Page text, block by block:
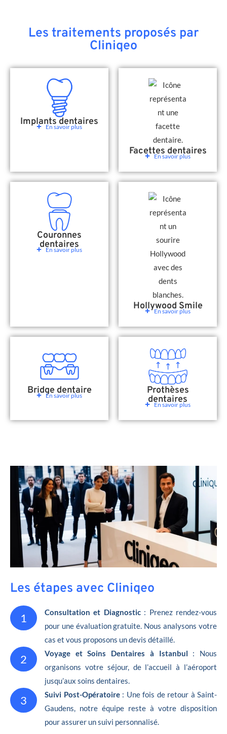
Les traitements proposés par
Cliniqeo
Implants dentaires
En savoir plus
Facettes dentaires
En savoir plus
Couronnes
dentaires
En savoir plus
Hollywood Smile
En savoir plus
Bridge dentaire
En savoir plus Prothèses
dentaires
En savoir plus
Les étapes avec Cliniqeo
1 Consultation et Diagnostic: Prenez rendez-vous
pour une évaluation gratuite. Nous analysons votre
cas et vous proposons un devis détaillé.
2 Voyage et Soins Dentaires à Istanbul : Nous
organisons votre séjour, de l’accueil à l’aéroport
jusqu’aux soins dentaires.
3 Suivi Post-Opératoire : Une fois de retour à Saint-
Gaudens, notre équipe reste à votre disposition
pour assurer un suivi personnalisé.